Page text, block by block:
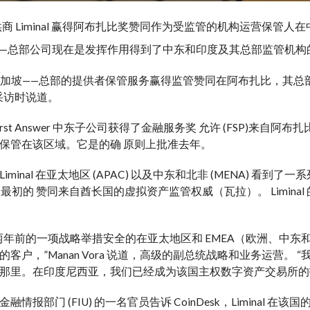
Liminal 赢得阿布扎比奖赞同作为受监管的机构运营保管人在
总部公司现在是发挥作用得到了中东和印度及其总部监管机构
加坡——总部的提供者保管服务赢得监管赞同在阿布扎比，其总
时说道。
Answer 中东子公司获得了金融服务奖 允许(FSP)来自阿布扎
保管在该区域。它是的确 原则上批准去年。
在亚太地区 (APAC) 以及中东和北非 (MENA) 看到了一
最初的 赞同来自酋长国的虚拟资产监管权威 （瓦拉）。
年前的一项战略举措安全的在亚太地区和 EMEA（欧洲、中东
客户，”Manan Vora 说道， 高级的副总统战略和业务运营。 “
那里。在印度尼西亚，我们已经成为该国主权数字资产交易所
融情报部门 (FIU) 的一名官员告诉 CoinDesk，Liminal 在该国